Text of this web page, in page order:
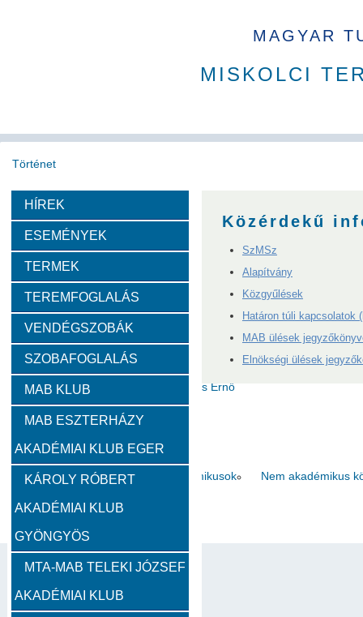
MAGYAR
MISKOLCI
Történet
Köszöntő
Díjazottak
Tudós arcképek
Csókás János Geleji Sándor Sályi István
Zambó János Takács Ernő
Választott vezetők Akadémikusok Nem akadémikus
Közérdekű információk
SZMSZ
HÍREK
ESEMÉNYEK
TERMEK
TEREMFOGLALÁS
VENDÉGSZOBÁK
SZOBAFOGLALÁS
MAB KLUB
MAB ESZTERHÁZY
AKADÉMIAI KLUB EGER
KÁROLY RÓBERT
AKADÉMIAI KLUB
GYÖNGYÖS
MTA-MAB TELEKI JÓZSEF
AKADÉMIAI KLUB
Közérdekű
SzMSz
Alapítvány
Közgyűlések
Határon túli kapcsolatok
MAB ülések
Elnökségi ülések